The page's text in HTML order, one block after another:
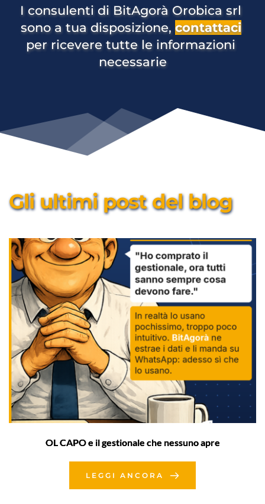
I consulenti di BitAgorà Orobica srl
sono a tua disposizione, contattaci
per ricevere tutte le informazioni
necessarie
Gli ultimi post del blog
OL CAPO e il gestionale che nessuno apre
LEGGI ANCORA